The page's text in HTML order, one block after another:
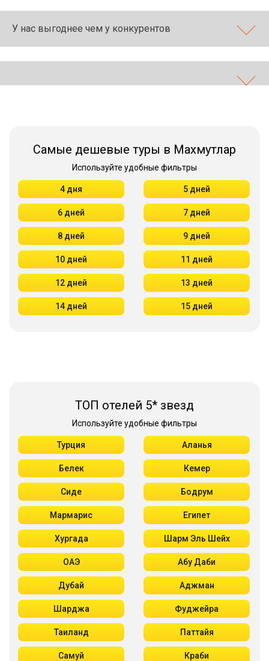
У нас выгоднее чем у конкурентов
Самые дешевые туры в Махмутлар
Используйте удобные фильтры
4 дня 5 дней
6 дней 7 дней
8 дней 9 дней
10 дней 11 дней
12 дней 13 дней
14 дней 15 дней
ТОП отелей 5* звезд
Используйте удобные фильтры
Турция Аланья
Белек Кемер
Сиде Бодрум
Мармарис Египет
Хургада Шарм Эль Шейх
ОАЭ Абу Даби
Дубай Аджман
Шарджа Фуджейра
Таиланд Паттайя
Самуй Краби